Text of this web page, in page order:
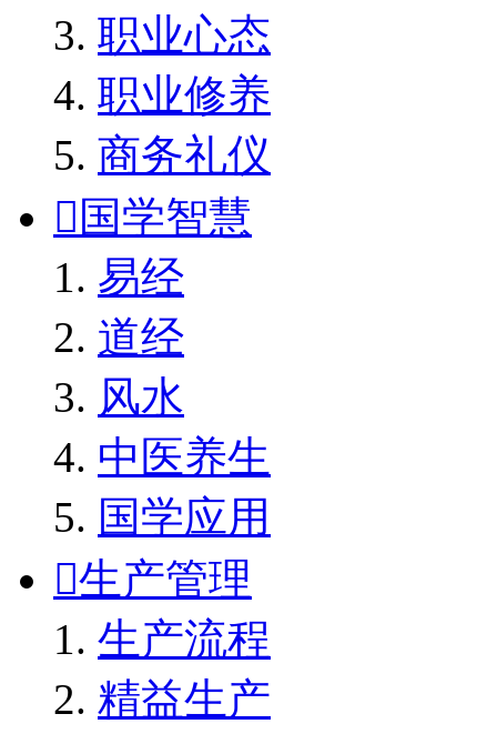
职业心态
职业修养
商务礼仪
国学智慧
易经
道经
风水
中医养生
国学应用
生产管理
生产流程
精益生产